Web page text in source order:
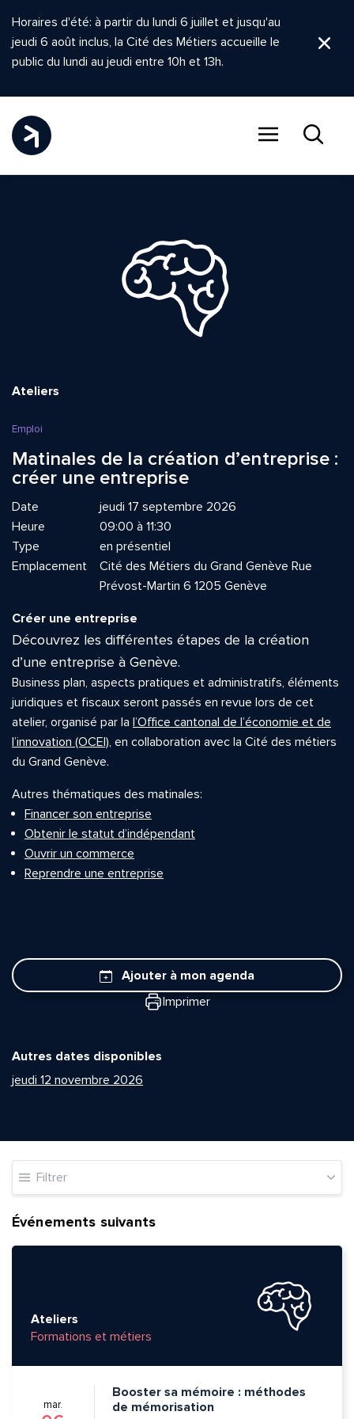
Horaires d'été: à partir du lundi 6 juillet et jusqu'au
jeudi 6 août inclus, la Cité des Métiers accueille le
public du lundi au jeudi entre 10h et 13h.
Ateliers
Emploi
Matinales de la création d’entreprise :
créer une entreprise
Date
jeudi 17 septembre 2026
Heure
09:00 à 11:30
Type
en présentiel
Emplacement
Cité des Métiers du Grand Genève Rue
Prévost-Martin 6 1205 Genève
Créer une entreprise
Découvrez les différentes étapes de la création
d’une entreprise à Genève.
Business plan, aspects pratiques et administratifs, éléments
juridiques et fiscaux seront passés en revue lors de cet
atelier, organisé par la l’Office cantonal de l’économie et de
l’innovation (OCEI), en collaboration avec la Cité des métiers
du Grand Genève.
Autres thématiques des matinales:
Financer son entreprise
Obtenir le statut d’indépendant
Ouvrir un commerce
Reprendre une entreprise
Ajouter à mon agenda
Imprimer
Autres dates disponibles
jeudi 12 novembre 2026
Filtrer
Événements suivants
Ateliers
Formations et métiers
mar.
Booster sa mémoire : méthodes
de mémorisation
Quelle est la pertinence de cette page?